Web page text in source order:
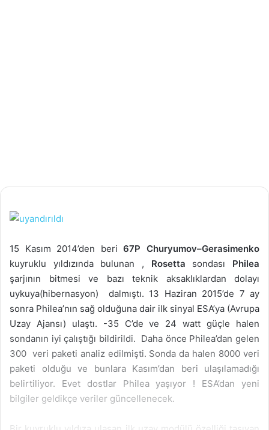
15 Kasım 2014’den beri67P Churyumov–Gerasimenko
kuyruklu yıldızında bulunan , Rosetta sondası Philea
şarjının bitmesi ve bazı teknik aksaklıklardan dolayı
uykuya(hibernasyon) dalmıştı. 13 Haziran 2015’de 7 ay
sonra Philea’nın sağ olduğuna dair ilk sinyal ESA’ya (Avrupa
Uzay Ajansı) ulaştı. -35 C’de ve 24 watt güçle halen
sondanın iyi çalıştığı bildirildi. Daha önce Philea’dan gelen
300 veri paketi analiz edilmişti. Sonda da halen 8000 veri
paketi olduğu ve bunlara Kasım’dan beri ulaşılamadığı
belirtiliyor. Evet dostlar Philea yaşıyor ! ESA’dan yeni
bilgiler geldikçe veriler güncellenecek.